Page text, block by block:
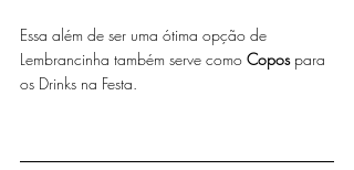
Essa além de ser uma ótima opção de
Lembrancinha também serve como Copos para
os Drinks na Festa.